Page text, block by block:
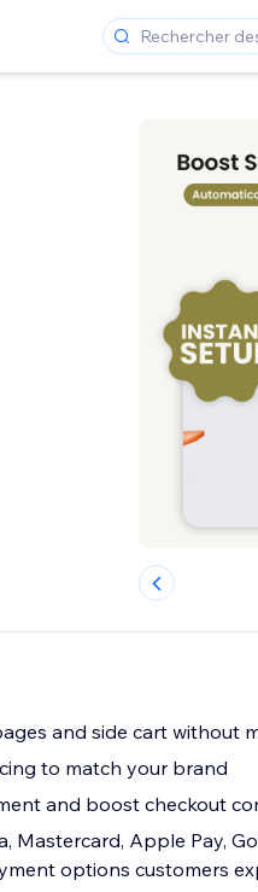
and side cart without
to match your brand
and boost checkout
Mastercard, Apple Pay,
options customers